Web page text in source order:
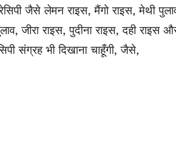
जैसे लेमन राइस, मैंगो राइस, मेथी
जीरा राइस, पुदीना राइस, दही राइस
संग्रह भी दिखाना चाहूँगी, जैसे,